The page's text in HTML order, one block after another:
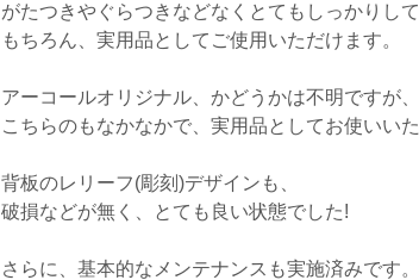
がたつきやぐらつきなどなくとてもしっかりして
もちろん、実用品としてご使用いただけます。
アーコールオリジナル、かどうかは不明ですが
こちらのもなかなかで、実用品としてお使いいた
背板のレリーフ(彫刻)デザインも、
破損などが無く、とても良い状態でした!
さらに、基本的なメンテナンスも実施済みです。